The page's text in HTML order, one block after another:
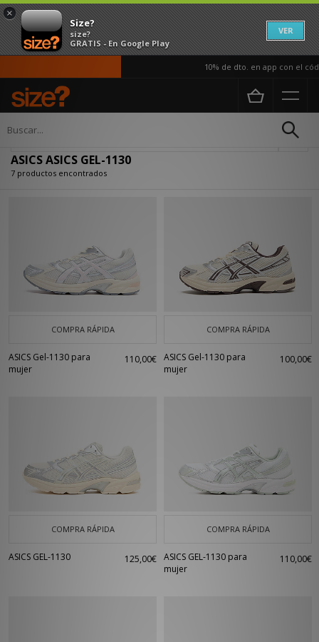
×
Size?
size?
GRATIS - En Google Play
VER
10% de dto. en app con el
Página principal
ASICS ASICS GEL-1130
7 productos encontrados
COMPRA RÁPIDA
ASICS Gel-1130 para
mujer
110,00€
COMPRA RÁPIDA
ASICS Gel-1130 para
mujer
100,00€
COMPRA RÁPIDA
ASICS GEL-1130 125,00€
COMPRA RÁPIDA
ASICS GEL-1130 para
mujer
110,00€